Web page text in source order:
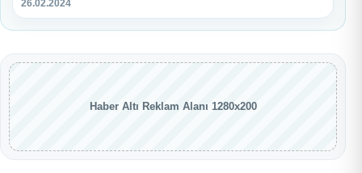
26.02.2024
Haber Altı Reklam Alanı 1280x200